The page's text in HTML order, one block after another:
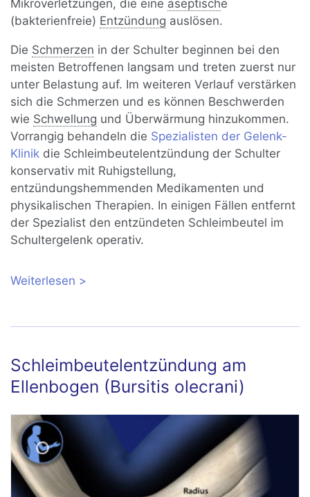
Mikroverletzungen, die eine aseptische
(bakterienfreie) Entzündung auslösen.
Die Schmerzen in der Schulter beginnen bei den
meisten Betroffenen langsam und treten zuerst nur
unter Belastung auf. Im weiteren Verlauf verstärken
sich die Schmerzen und es können Beschwerden
wie Schwellung und Überwärmung hinzukommen.
Vorrangig behandeln die Spezialisten der Gelenk-
Klinik die Schleimbeutelentzündung der Schulter
konservativ mit Ruhigstellung,
entzündungshemmenden Medikamenten und
physikalischen Therapien. In einigen Fällen entfernt
der Spezialist den entzündeten Schleimbeutel im
Schultergelenk operativ.
Weiterlesen über Schleimbeutelentzündung der
Schleimbeutelentzündung am
Ellenbogen (Bursitis olecrani)